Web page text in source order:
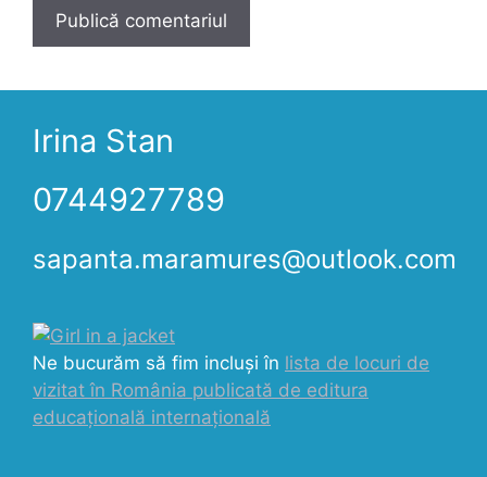
Irina Stan
0744927789
sapanta.maramures@outlook.com
Ne bucurăm să fim incluși în lista de locuri de
vizitat în România publicată de editura
educațională internațională